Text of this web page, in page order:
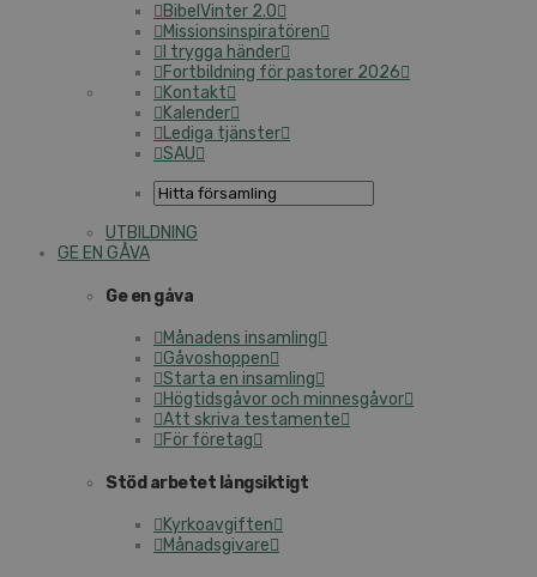
BibelVinter 2.0
Missionsinspiratören
I trygga händer
Fortbildning för pastorer 2026
Kontakt
Kalender
Lediga tjänster
SAU
UTBILDNING
GE EN GÅVA
Ge en gåva
Månadens insamling
Gåvoshoppen
Starta en insamling
Högtidsgåvor och minnesgåvor
Att skriva testamente
För företag
Stöd arbetet långsiktigt
Kyrkoavgiften
Månadsgivare